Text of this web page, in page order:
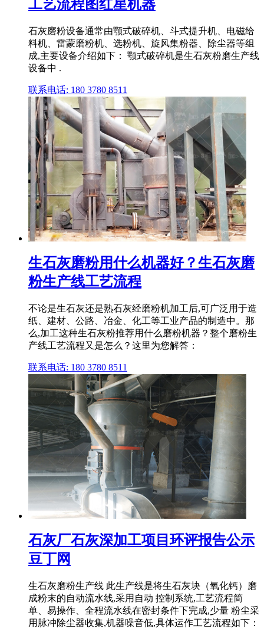
工艺流程图红星机器
石灰磨粉设备通常由颚式破碎机、斗式提升机、电磁给
料机、雷蒙磨粉机、选粉机、旋风集粉器、除尘器等组
成,主要设备介绍如下： 颚式破碎机是生石灰粉磨生产线
设备中 .
联系电话: 180 3780 8511
生石灰磨粉用什么机器好？生石灰磨
粉生产线工艺流程
不论是生石灰还是熟石灰经磨粉机加工后,可广泛用于造
纸、建材、公路、冶金、化工等工业产品的制造中。那
么,加工这种生石灰粉推荐用什么磨粉机器？整个磨粉生
产线工艺流程又是怎么？这里为您解答：
联系电话: 180 3780 8511
石灰厂石灰深加工项目环评报告公示
豆丁网
生石灰磨粉生产线 此生产线是将生石灰块（氧化钙）磨
成粉末的自动流水线,采用自动 控制系统,工艺流程简
单、易操作、全程流水线在密封条件下完成,少量 粉尘采
用脉冲除尘器收集,机器噪音低,具体运作工艺流程如下：